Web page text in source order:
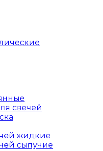
свечей
жидкие
сыпучие